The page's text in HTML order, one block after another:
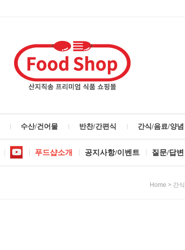
수산/건어물 반찬/간편식 간식/음료/양념
푸드샵소개 공지사항/이벤트 질문/답변
Home > 간